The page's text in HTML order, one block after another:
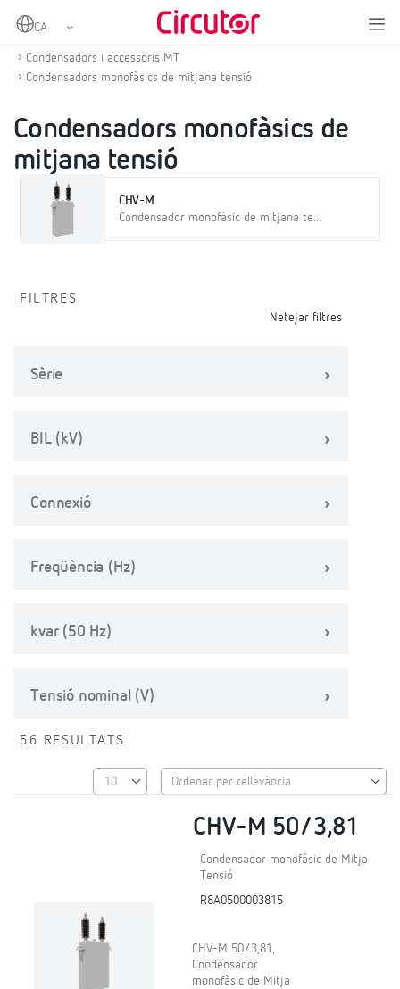
Home
Condensadors i accessoris MT
Condensadors monofàsics de mitjana tensió
Condensadors monofàsics de
mitjana tensió
CHV-M
Condensador monofàsic de mitjana te...
FILTRES
Netejar filtres
Sèrie
BIL (kV)
Connexió
Freqüència (Hz)
kvar (50 Hz)
Tensió nominal (V)
56 RESULTATS
CHV-M 50/3,81
Condensador monofàsic de Mitja
Tensió
R8A0500003815
CHV-M 50/3,81,
Condensador
monofàsic de Mitja